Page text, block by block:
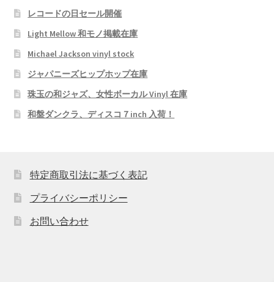
レコードの日セール開催
Light Mellow 和モノ掲載在庫
Michael Jackson vinyl stock
ジャパニーズヒップホップ在庫
珠玉の和ジャズ、女性ボーカル Vinyl 在庫
和盤ダンクラ、ディスコ７inch 入荷！
特定商取引法に基づく表記
プライバシーポリシー
お問い合わせ